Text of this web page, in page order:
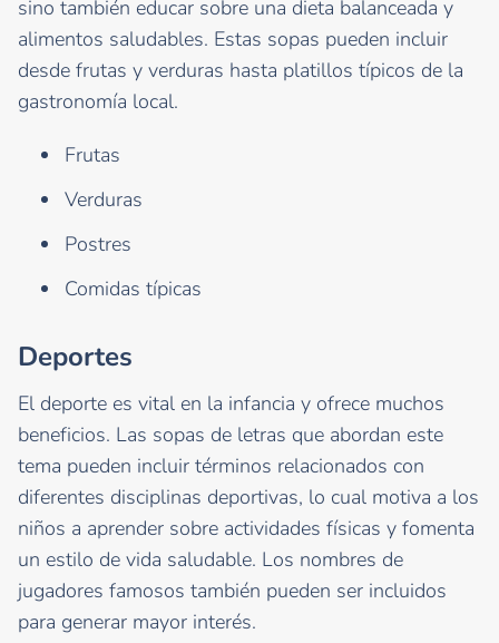
sino también educar sobre una dieta balanceada y
alimentos saludables. Estas sopas pueden incluir
desde frutas y verduras hasta platillos típicos de la
gastronomía local.
Frutas
Verduras
Postres
Comidas típicas
Deportes
El deporte es vital en la infancia y ofrece muchos
beneficios. Las sopas de letras que abordan este
tema pueden incluir términos relacionados con
diferentes disciplinas deportivas, lo cual motiva a los
niños a aprender sobre actividades físicas y fomenta
un estilo de vida saludable. Los nombres de
jugadores famosos también pueden ser incluidos
para generar mayor interés.